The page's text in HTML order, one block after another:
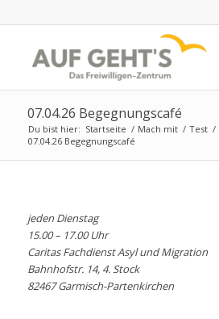
07.04.26 Begegnungscafé
Du bist hier: Startseite / Mach mit / Test /
07.04.26 Begegnungscafé
jeden Dienstag
15.00 – 17.00 Uhr
Caritas Fachdienst Asyl und Migration
Bahnhofstr. 14, 4. Stock
82467 Garmisch-Partenkirchen